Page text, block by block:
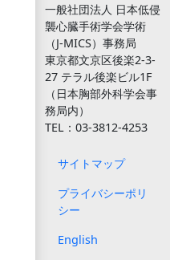
一般社団法人 日本低侵
襲心臓手術学会学術
（J-MICS）事務局
東京都文京区後楽2-3-
27 テラル後楽ビル1F
（日本胸部外科学会事
務局内）
TEL：03-3812-4253
サイトマップ
プライバシーポリ
シー
English